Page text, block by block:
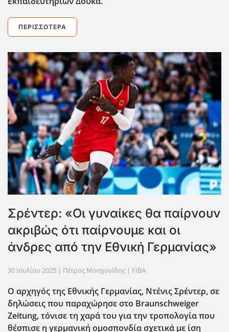
ΠΕΡΙΣΣΌΤΕΡΑ
Σρέντερ: «Οι γυναίκες θα παίρνουν
ακριβώς ότι παίρνουμε και οι
άνδρες από την Εθνική Γερμανίας»
30 Ιουλίου 2025 | Πέτρος Μοσχονίδης | FIBA
Ο αρχηγός της Εθνικής Γερμανίας, Ντένις Σρέντερ, σε
δηλώσεις που παραχώρησε στο Braunschweiger
Zeitung, τόνισε τη χαρά του για την τροπολογία που
θέσπισε η γερμανική ομοσπονδία σχετικά με ίση